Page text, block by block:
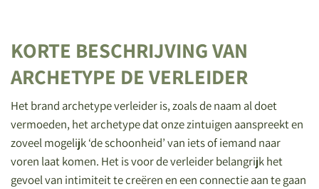
KORTE BESCHRIJVING VAN
ARCHETYPE DE VERLEIDER
Het brand archetype verleider is, zoals de naam al doet
vermoeden, het archetype dat onze zintuigen aanspreekt en
zoveel mogelijk ‘de schoonheid’ van iets of iemand naar
voren laat komen. Het is voor de verleider belangrijk het
gevoel van intimiteit te creëren en een connectie aan te gaan